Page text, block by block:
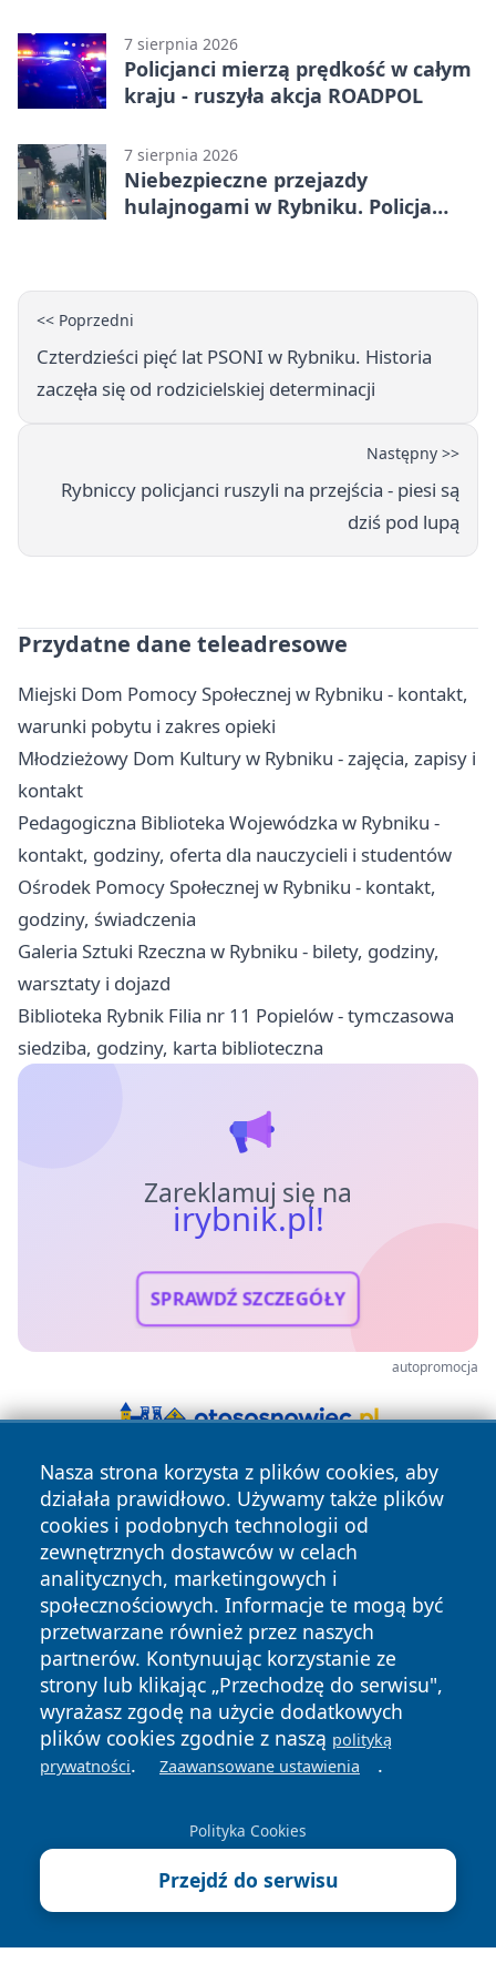
7 sierpnia 2026
Policjanci mierzą prędkość w całym
kraju - ruszyła akcja ROADPOL
7 sierpnia 2026
Niebezpieczne przejazdy
hulajnogami w Rybniku. Policja
<< Poprzedni
Czterdzieści pięć lat PSONI w Rybniku. Historia
zaczęła się od rodzicielskiej determinacji
Następny >>
Rybniccy policjanci ruszyli na przejścia - piesi są
dziś pod lupą
Przydatne dane teleadresowe
Miejski Dom Pomocy Społecznej w Rybniku - kontakt,
warunki pobytu i zakres opieki
Młodzieżowy Dom Kultury w Rybniku - zajęcia, zapisy i
kontakt
Pedagogiczna Biblioteka Wojewódzka w Rybniku -
kontakt, godziny, oferta dla nauczycieli i studentów
Ośrodek Pomocy Społecznej w Rybniku - kontakt,
godziny, świadczenia
Galeria Sztuki Rzeczna w Rybniku - bilety, godziny,
warsztaty i dojazd
Biblioteka Rybnik Filia nr 11 Popielów - tymczasowa
siedziba, godziny, karta biblioteczna
Zareklamuj się na
irybnik.pl!
SPRAWDŹ SZCZEGÓŁY
autopromocja
Nasza strona korzysta z plików cookies, aby
działała prawidłowo. Używamy także plików
cookies i podobnych technologii od
zewnętrznych dostawców w celach
analitycznych, marketingowych i
społecznościowych. Informacje te mogą być
przetwarzane również przez naszych
partnerów. Kontynuując korzystanie ze
strony lub klikając „Przechodzę do serwisu",
wyrażasz zgodę na użycie dodatkowych
plików cookies zgodnie z naszą polityką
prywatności. Zaawansowane ustawienia .
Polityka Cookies
Przejdź do serwisu
Copyright © 2026 irybnik.pl Wszystkie prawa zastrzeżone.
News Autorzy
Polityka
Prywatności
Polityka
Cookies